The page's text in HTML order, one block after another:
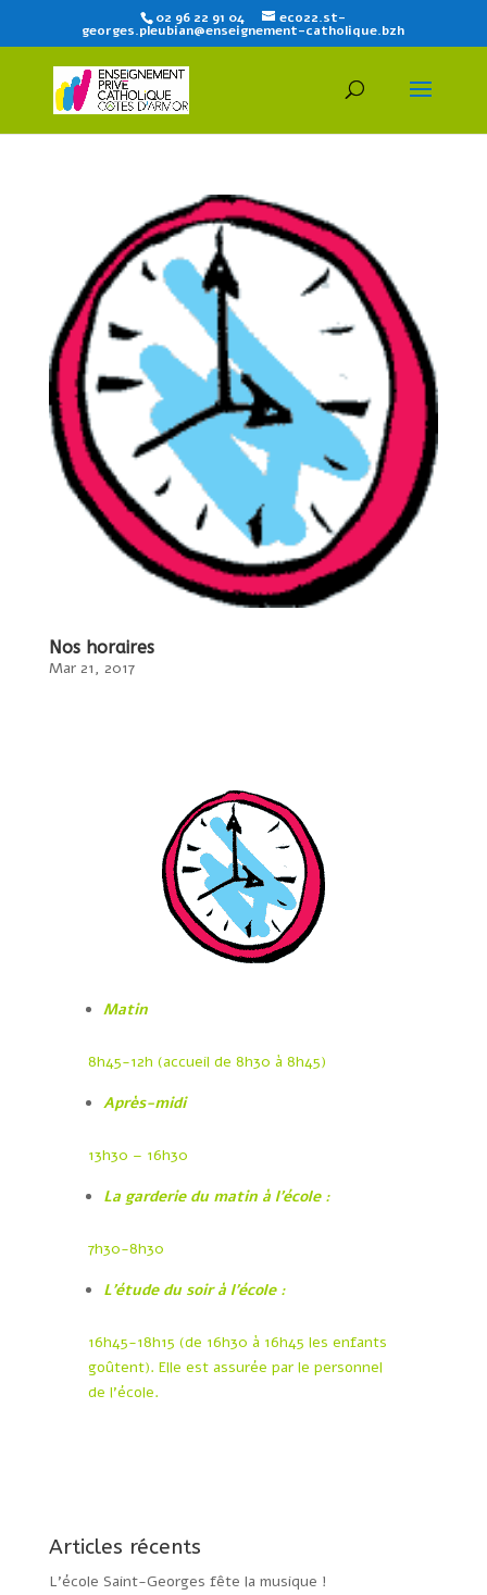
02 96 22 91 04 eco22.st-
georges.pleubian@enseignement-catholique.bzh
Nos horaires
Mar 21, 2017
Matin
8h45-12h (accueil de 8h30 à 8h45)
Après-midi
13h30 – 16h30
La garderie du matin à l’école :
7h30-8h30
L’étude du soir à l’école :
16h45-18h15 (de 16h30 à 16h45 les enfants
goûtent). Elle est assurée par le personnel
de l’école.
Articles récents
L’école Saint-Georges fête la musique !